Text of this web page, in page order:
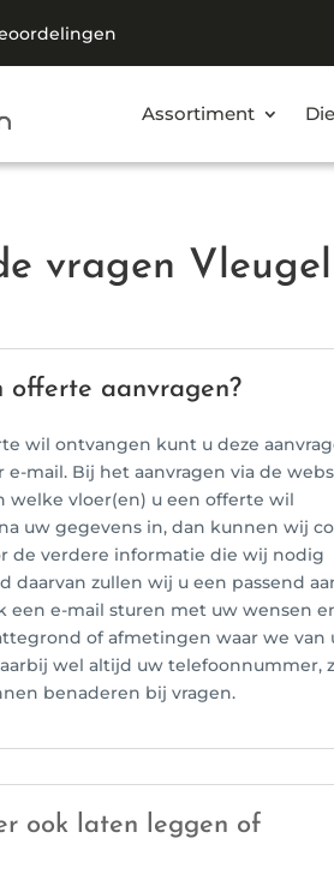
Assortiment
vragen
offerte aanvragen?
wil ontvangen kunt u deze
e-mail. Bij het aanvragen via de
welke vloer(en) u een offerte wil
uw gegevens in, dan kunnen wij
de verdere informatie die wij nodig
daarvan zullen wij u een passend
een e-mail sturen met uw wensen
of afmetingen waar we van
wel altijd uw telefoonnummer,
benaderen bij vragen.
ook laten leggen of